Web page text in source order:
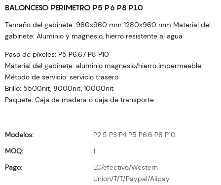
BALONCESO PERIMETRO P5 P6 P8 P10
Tamaño del gabinete: 960x960 mm 1280x960 mm Material del
gabinete: Aluminio y magnesio, hierro resistente al agua
Paso de píxeles: P5 P6.67 P8 P10
Material del gabinete: aluminio magnesio/hierro impermeable.
Método de servicio: servicio trasero
Brillo: 5500nit, 8000nit, 10000nit
Paquete: Caja de madera o caja de transporte
Modelos:
P2.5 P3 P4 P5 P6.6 P8 P10
MOQ:
1
Pago:
LC/efectivo/Western
Union/T/T/Paypal/Alipay